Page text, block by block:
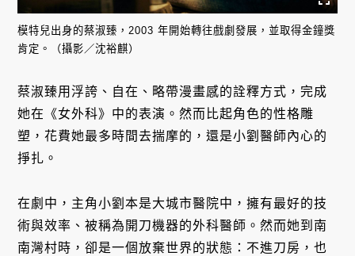
模特兒出身的蔡淑臻，2003 年開始轉往戲劇發展，並取得金鐘獎
肯定。（攝影／沈裕麒）
蔡淑臻用浮誇、自在、略帶漫畫感的詮釋方式，完成
她在《女外科》中的表演。然而比起角色的性格雕
塑，花費她最多時間去揣摩的，還是小劉醫師內心的
掙扎。
在劇中，主角小劉本是大城市醫院中，擁有最好的技
術與效率、被稱為開刀機器的外科醫師。然而她到南
南灣村時，卻是一個放棄世界的狀態：不進刀房，也